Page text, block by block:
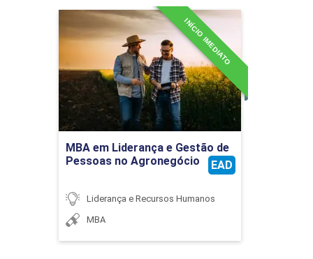
MBA em Liderança e Gestão de
Pessoas no Agronegócio
EAD
INÍCIO IMEDIATO
Liderança e Recursos Humanos
MBA
MBA em Liderança e
Gestão de Pessoas no
Agronegócio
Detalhes do curso